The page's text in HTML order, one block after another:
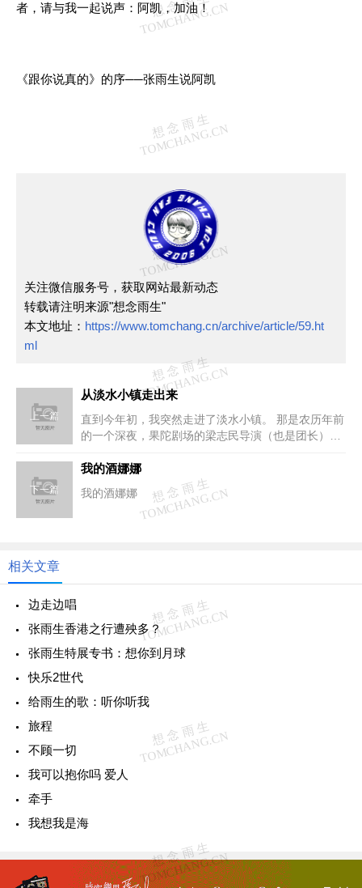
者，请与我一起说声：阿凯，加油！
《跟你说真的》的序──张雨生说阿凯
关注微信服务号，获取网站最新动态
转载请注明来源"想念雨生"
本文地址： https://www.tomchang.cn/archive/article/59.ht
ml
上一篇
从淡水小镇走出来
直到今年初，我突然走进了淡水小镇。 那是农历年前
的一个深夜，果陀剧场的梁志民导演（也是团长）打
下一篇
我的酒娜娜
我的酒娜娜
相关文章
边走边唱
张雨生香港之行遭殃多？
张雨生特展专书：想你到月球
快乐2世代
给雨生的歌：听你听我
旅程
不顾一切
我可以抱你吗 爱人
牵手
我想我是海